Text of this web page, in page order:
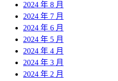
2024 年 8 月
2024 年 7 月
2024 年 6 月
2024 年 5 月
2024 年 4 月
2024 年 3 月
2024 年 2 月